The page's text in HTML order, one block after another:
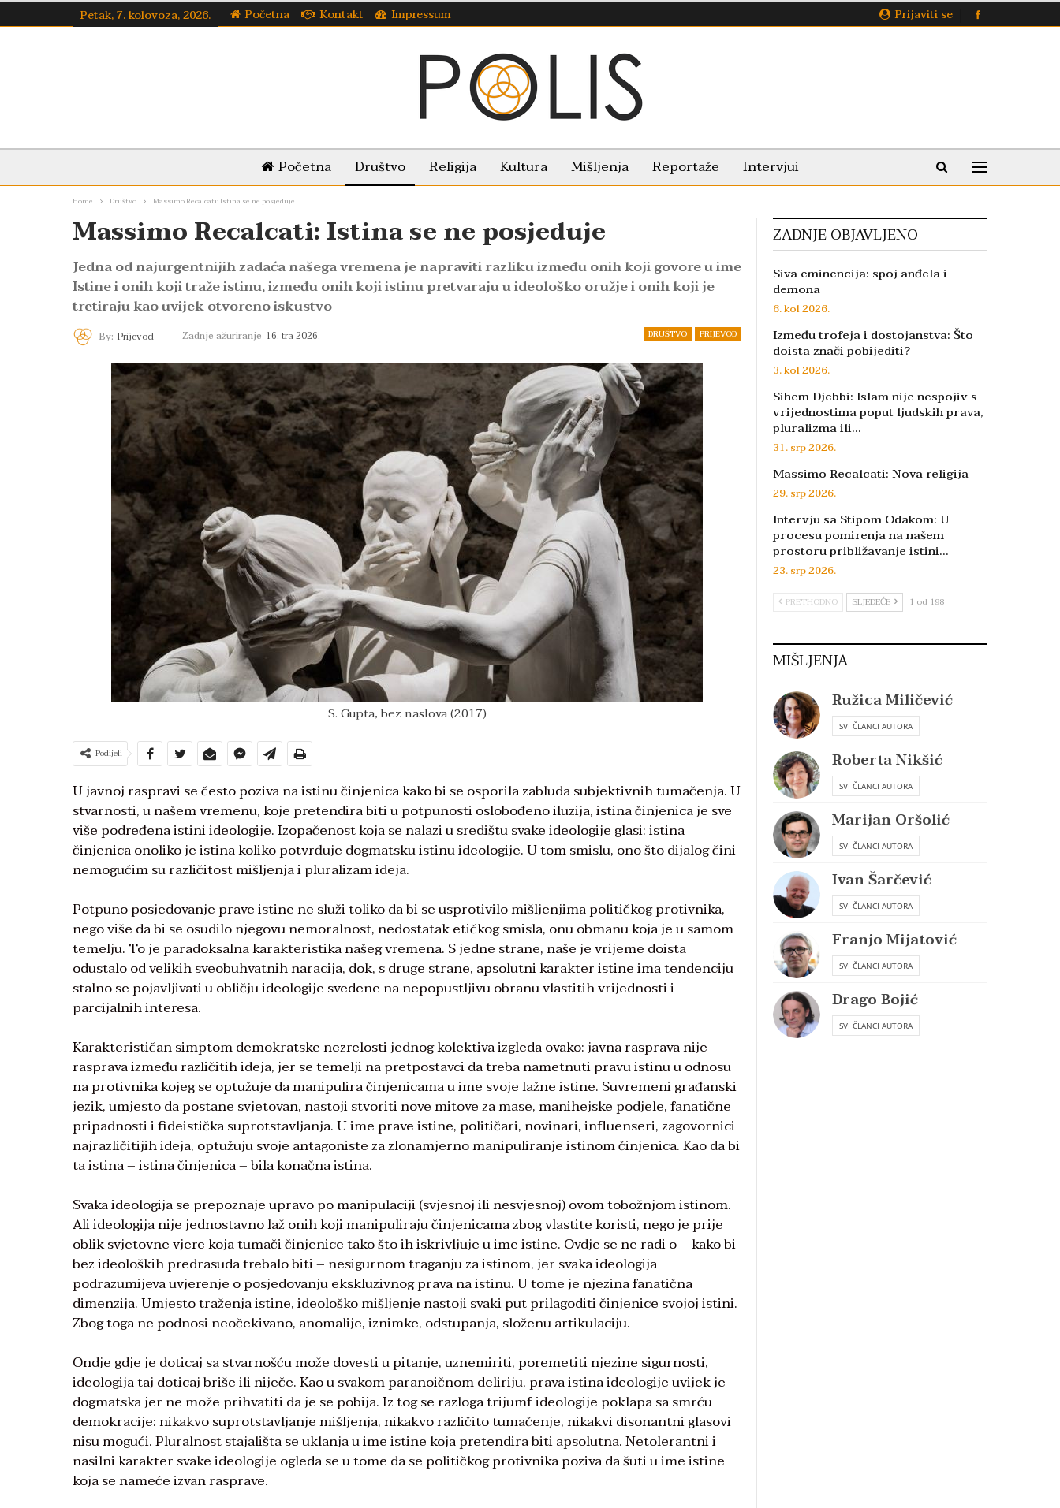
Prijaviti se
Petak, 7. kolovoza, 2026. Početna Kontakt Impressum
Početna Društvo Religija Kultura Mišljenja Reportaže Intervjui
Home Društvo Massimo Recalcati: Istina se ne posjeduje
Massimo Recalcati: Istina se ne posjeduje
Jedna od najurgentnijih zadaća našega vremena je napraviti razliku između onih koji govore u ime
Istine i onih koji traže istinu, između onih koji istinu pretvaraju u ideološko oružje i onih koji je
tretiraju kao uvijek otvoreno iskustvo
DRUŠTVO PRIJEVOD
By: Prijevod Zadnje ažuriranje 16. tra 2026.
S. Gupta, bez naslova (2017)
Podijeli
U javnoj raspravi se često poziva na istinu činjenica kako bi se osporila zabluda subjektivnih tumačenja. U
stvarnosti, u našem vremenu, koje pretendira biti u potpunosti oslobođeno iluzija, istina činjenica je sve
više podređena istini ideologije. Izopačenost koja se nalazi u središtu svake ideologije glasi: istina
činjenica onoliko je istina koliko potvrđuje dogmatsku istinu ideologije. U tom smislu, ono što dijalog čini
nemogućim su različitost mišljenja i pluralizam ideja.
Potpuno posjedovanje prave istine ne služi toliko da bi se usprotivilo mišljenjima političkog protivnika,
nego više da bi se osudilo njegovu nemoralnost, nedostatak etičkog smisla, onu obmanu koja je u samom
temelju. To je paradoksalna karakteristika našeg vremena. S jedne strane, naše je vrijeme doista
odustalo od velikih sveobuhvatnih naracija, dok, s druge strane, apsolutni karakter istine ima tendenciju
stalno se pojavljivati u obličju ideologije svedene na nepopustljivu obranu vlastitih vrijednosti i
parcijalnih interesa.
Karakterističan simptom demokratske nezrelosti jednog kolektiva izgleda ovako: javna rasprava nije
rasprava između različitih ideja, jer se temelji na pretpostavci da treba nametnuti pravu istinu u odnosu
na protivnika kojeg se optužuje da manipulira činjenicama u ime svoje lažne istine. Suvremeni građanski
jezik, umjesto da postane svjetovan, nastoji stvoriti nove mitove za mase, manihejske podjele, fanatične
pripadnosti i fideistička suprotstavljanja. U ime prave istine, političari, novinari, influenseri, zagovornici
najrazličitijih ideja, optužuju svoje antagoniste za zlonamjerno manipuliranje istinom činjenica. Kao da bi
ta istina – istina činjenica – bila konačna istina.
Svaka ideologija se prepoznaje upravo po manipulaciji (svjesnoj ili nesvjesnoj) ovom tobožnjom istinom.
Ali ideologija nije jednostavno laž onih koji manipuliraju činjenicama zbog vlastite koristi, nego je prije
oblik svjetovne vjere koja tumači činjenice tako što ih iskrivljuje u ime istine. Ovdje se ne radi o – kako bi
bez ideoloških predrasuda trebalo biti – nesigurnom traganju za istinom, jer svaka ideologija
podrazumijeva uvjerenje o posjedovanju ekskluzivnog prava na istinu. U tome je njezina fanatična
dimenzija. Umjesto traženja istine, ideološko mišljenje nastoji svaki put prilagoditi činjenice svojoj istini.
Zbog toga ne podnosi neočekivano, anomalije, iznimke, odstupanja, složenu artikulaciju.
Ondje gdje je doticaj sa stvarnošću može dovesti u pitanje, uznemiriti, poremetiti njezine sigurnosti,
ideologija taj doticaj briše ili niječe. Kao u svakom paranoičnom deliriju, prava istina ideologije uvijek je
dogmatska jer ne može prihvatiti da je se pobija. Iz tog se razloga trijumf ideologije poklapa sa smrću
demokracije: nikakvo suprotstavljanje mišljenja, nikakvo različito tumačenje, nikakvi disonantni glasovi
nisu mogući. Pluralnost stajališta se uklanja u ime istine koja pretendira biti apsolutna. Netolerantni i
nasilni karakter svake ideologije ogleda se u tome da se političkog protivnika poziva da šuti u ime istine
koja se nameće izvan rasprave.
ZADNJE OBJAVLJENO
Siva eminencija: spoj anđela i
demona
6. kol 2026.
Između trofeja i dostojanstva: Što
doista znači pobijediti?
3. kol 2026.
Sihem Djebbi: Islam nije nespojiv s
vrijednostima poput ljudskih prava,
pluralizma ili…
31. srp 2026.
Massimo Recalcati: Nova religija
29. srp 2026.
Intervju sa Stipom Odakom: U
procesu pomirenja na našem
prostoru približavanje istini…
23. srp 2026.
PRETHODNO SLJEDEĆE 1 od 198
MIŠLJENJA
Ružica Miličević
SVI ČLANCI AUTORA
Roberta Nikšić
SVI ČLANCI AUTORA
Marijan Oršolić
SVI ČLANCI AUTORA
Ivan Šarčević
SVI ČLANCI AUTORA
Franjo Mijatović
SVI ČLANCI AUTORA
Drago Bojić
SVI ČLANCI AUTORA